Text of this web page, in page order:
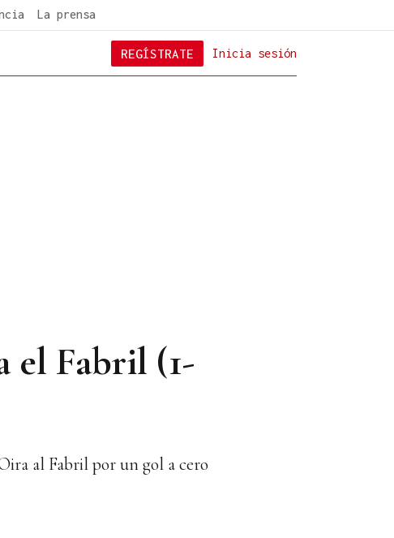
La prensa
Inicia sesión
REGÍSTRATE
el Fabril (1-
al Fabril por un gol a cero